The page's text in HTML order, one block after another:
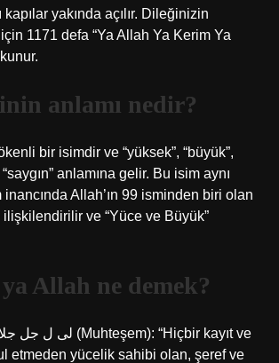
kapılar yakında açılır. Dileğinizin
1171 defa “Ya Allah Ya Kerim Ya
anlamı nedir?
bir isimdir ve “yüksek”, “büyük”,
anlamına gelir. Bu isim aynı
Allah’ın 99 isminden biri olan
ilişkilendirilir ve “Yüce ve Büyük”
Allah ne demek?
etmeden yücelik sahibi olan, şeref ve